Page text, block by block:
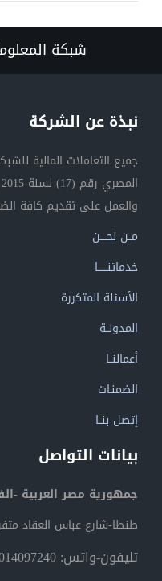
شبكة
نبذة عن الشركة
جميع التعاملات المالية
والعمل على تقديم كافة
مــن نحــــن
خدماتنــــــا
الأسئلة المتكررة
المدونــة
أعمالنــا
الضمنـات
إتصل بنــا
بيانات التواصل
جمهورية مصر العربية -
طنطا-شارع عباس العقاد
تليفون-واتس: 00201014097240